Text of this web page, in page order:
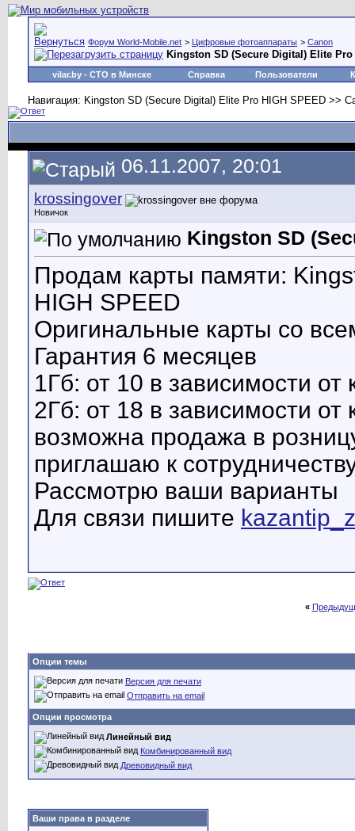
Форум World-Mobile.net > Цифровые фотоаппараты > Canon
Kingston SD (Secure Digital) Elite Pro
vilar.by - СТО в Минске Справка Пользователи
Навигация: Kingston SD (Secure Digital) Elite Pro HIGH SPEED >>
06.11.2007, 20:01
krossingover
Новичок
Kingston SD
Продам карты памяти:
HIGH SPEED
Оригинальные карты со
Гарантия 6 месяцев
1Гб: от 10 в зависимости от
2Гб: от 18 в зависимости от
возможна продажа в
приглашаю к
Рассмотрю ваши варианты
Для связи пишите
«
Опции темы
Версия для печати
Отправить на email
Опции просмотра
Линейный вид
Комбинированный вид
Древовидный вид
Ваши права в разделе